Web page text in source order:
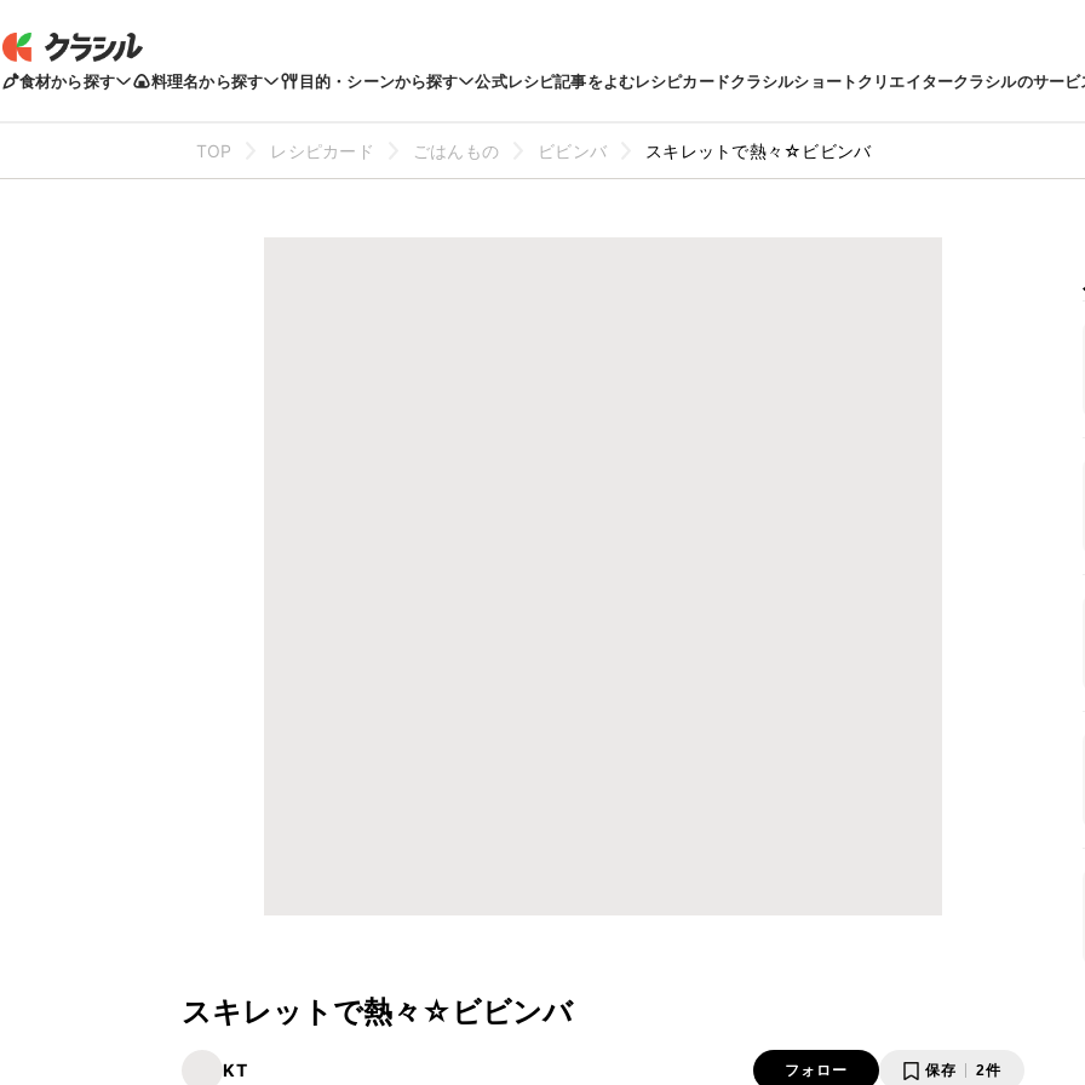
食材から探す 料理名から探す 目的・シーンから探す 公式レシピ記事をよむレシピカードクラシルショートクリエイタークラシルのサービ
TOP レシピカード ごはんもの ビビンバ スキレットで熱々☆ビビンバ
スキレットで熱々☆ビビンバ
KT フォロー 保存 2件